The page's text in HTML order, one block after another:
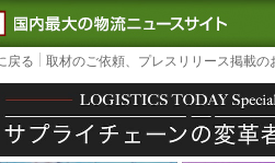
LOGISTICS TODAY｜国内最大の
戻る 取材のご依頼、プレスリリース掲載の